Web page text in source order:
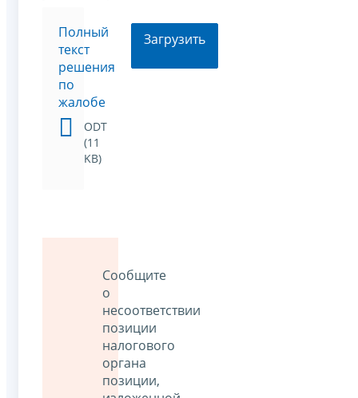
Полный
текст
решения
по
жалобе
ODT
(11
KB)
Загрузить
Сообщите
о
несоответствии
позиции
налогового
органа
позиции,